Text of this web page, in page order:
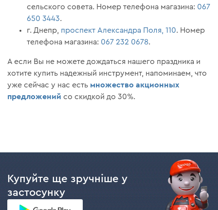
сельского совета. Номер телефона магазина: 067
650 3443.
г. Днепр, проспект Александра Поля, 110. Номер
телефона магазина: 067 232 0678.
А если Вы не можете дождаться нашего праздника и
хотите купить надежный инструмент, напоминаем, что
уже сейчас у нас есть множество акционных
предложений со скидкой до 30%.
Купуйте ще зручніше у
застосунку